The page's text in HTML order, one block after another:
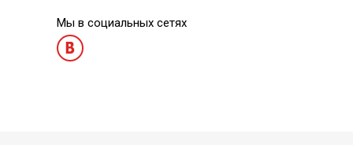
Мы в социальных сетях